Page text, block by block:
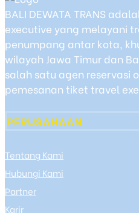
BALI DEWATA TRANS
executive yang melayani
penumpang antar kota,
wilayah Jawa Timur dan
salah satu agen reservasi
pemesanan tiket travel
PERUSAHAAN
Tentang Kami
Hubungi Kami
Partner
Karir